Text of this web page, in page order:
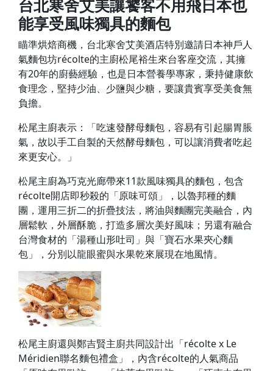
台北寒舍艾美讓饕客不用飛日本也
能享受風味獨具的麵包
瞄準烘焙商機，台北寒舍艾美酒店特別邀請日本神戶人
氣麵包坊récolte的主廚松尾裕生來台客座交流，其擁
有20年的廚藝經驗，也是日本營養學專家，秉持健康飲
食理念，堅持少油、少鹽與少糖，要讓貴賓享受美食無
負擔。
松尾主廚表示：「吃速發酵母麵包，容易有引起腸胃脹
氣，故以手工自製的天然酵母麵包，可以讓消費者吃起
來更安心。」
松尾主廚為巧克光廊帶來11款風味獨具的麵包，包含
récolte開店即秒殺的「原味可頌」，以魯邦種的麵
團，運用三折二的折疊技法，將油與麵團完美融合，內
層鬆軟，外層酥脆，打造多層次美好風味；另還有融合
台灣食材的「湯種山形吐司」與「寶石水果夾心麵
包」，分別以龍眼蜜與水果乾來展現在地風情。
松尾主廚還與鄭吉賢主廚共同設計出「récolte x Le
Méridien聯名麵包禮盒」，內含récolte的人氣商品